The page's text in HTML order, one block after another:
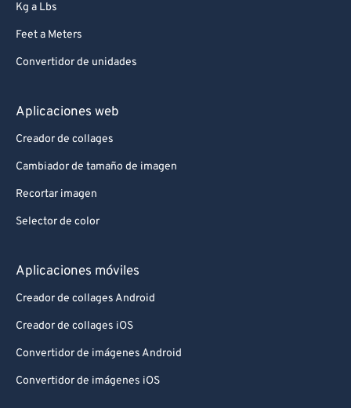
Kg a Lbs
Feet a Meters
Convertidor de unidades
Aplicaciones web
Creador de collages
Cambiador de tamaño de imagen
Recortar imagen
Selector de color
Aplicaciones móviles
Creador de collages Android
Creador de collages iOS
Convertidor de imágenes Android
Convertidor de imágenes iOS